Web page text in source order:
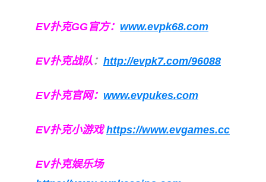
EV扑克GG官方： www.evpk68.com
EV扑克战队 ： http://evpk7.com/96088
EV扑克官网： www.evpukes.com
EV扑克小游戏https://www.evgames.cc
EV扑克娱乐场